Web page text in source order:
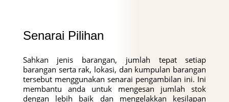
Senarai Pilihan
Sahkan jenis barangan, jumlah tepat setiap
barangan serta rak, lokasi, dan kumpulan barangan
tersebut menggunakan senarai pengambilan ini. Ini
membantu anda untuk mengesan jumlah stok
dengan lebih baik dan mengelakkan kesilapan